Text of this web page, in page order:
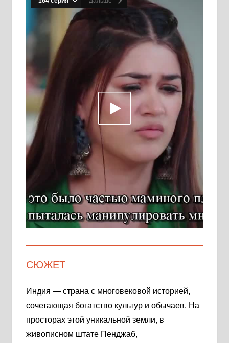
СЮЖЕТ
Индия — страна с многовековой историей,
сочетающая богатство культур и обычаев. На
просторах этой уникальной земли, в
живописном штате Пенджаб,